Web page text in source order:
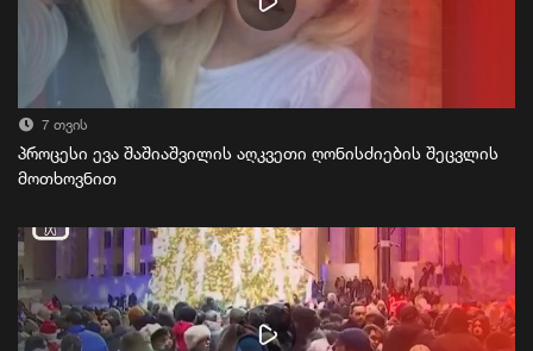
7 თვის
პროცესი ევა შაშიაშვილის აღკვეთი ღონისძიების შეცვლის
მოთხოვნით